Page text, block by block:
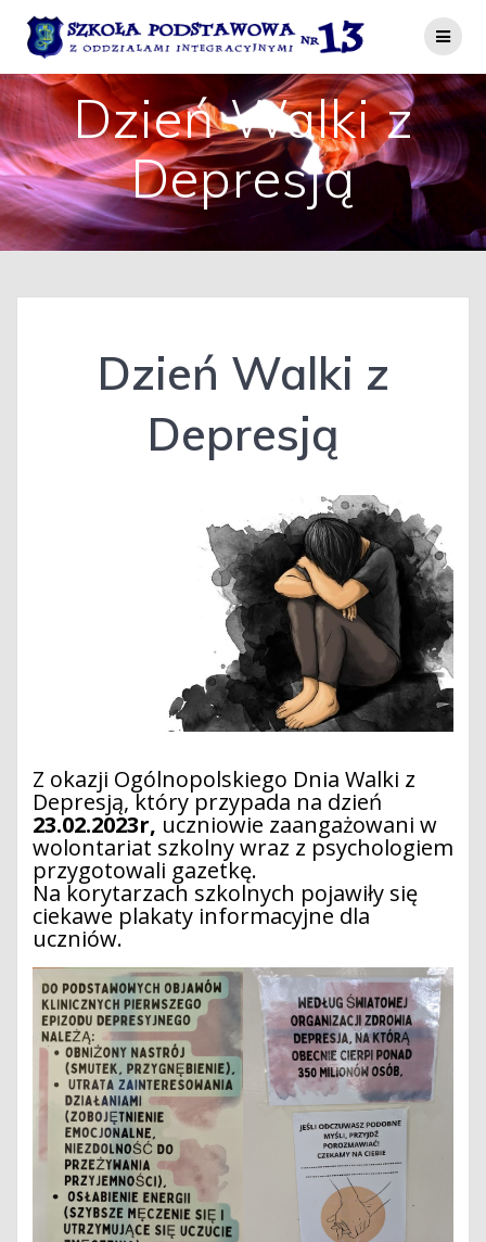
do
treści
Dzień Walki z
Depresją
Dzień Walki z
Depresją
Z okazji Ogólnopolskiego Dnia Walki z
Depresją, który przypada na dzień
23.02.2023r, uczniowie zaangażowani w
wolontariat szkolny wraz z psychologiem
przygotowali gazetkę.
Na korytarzach szkolnych pojawiły się
ciekawe plakaty informacyjne dla
uczniów.